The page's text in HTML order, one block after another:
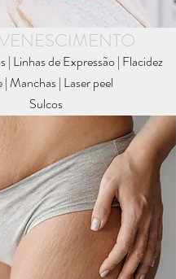
| Linhas de Expressão | Flacidez
| Manchas | Laser peel
Sulcos